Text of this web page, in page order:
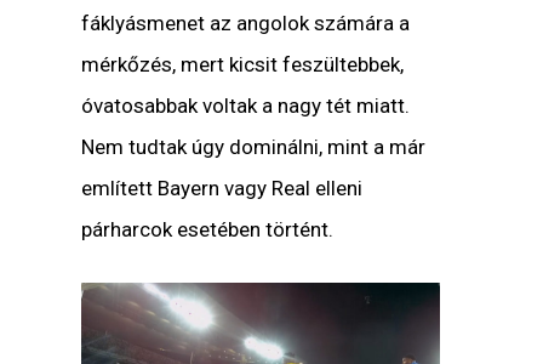
fáklyásmenet az angolok számára a
mérkőzés, mert kicsit feszültebbek,
óvatosabbak voltak a nagy tét miatt.
Nem tudtak úgy dominálni, mint a már
említett Bayern vagy Real elleni
párharcok esetében történt.